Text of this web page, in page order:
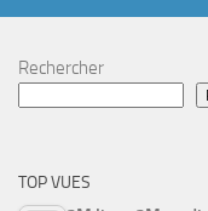
Rechercher
TOP VUES